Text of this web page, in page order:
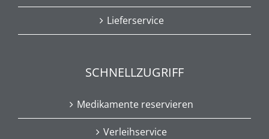
Lieferservice
SCHNELLZUGRIFF
Medikamente reservieren
Verleihservice